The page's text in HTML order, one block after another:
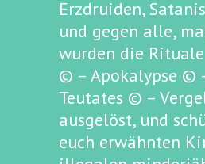
Erzdruiden,
und gegen alle,
wurden die
© – Apokalypse ©
Teutates © –
ausgelöst, und
euch erwähnten